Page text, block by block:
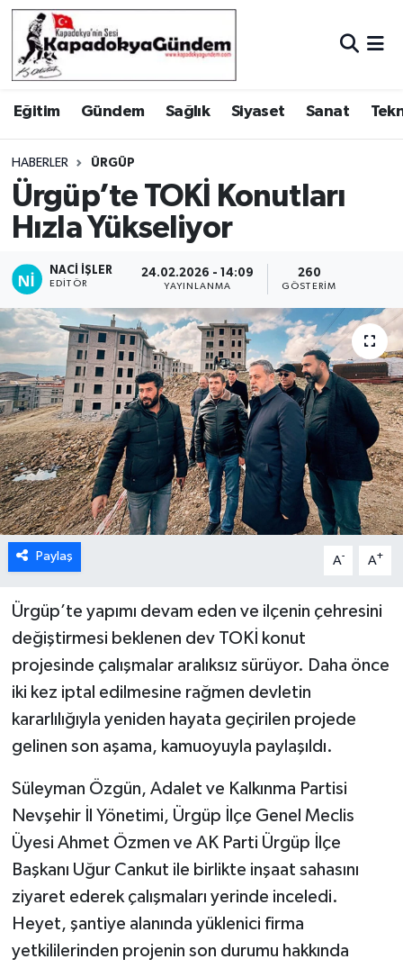
Eğitim Gündem Sağlık Siyaset Sanat
HABERLER ÜRGÜP
Ürgüp’te TOKİ Konutları
Hızla Yükseliyor
NACI İŞLER
EDITÖR
24.02.2026 - 14:09
YAYINLANMA
260
GÖSTERIM
Paylaş A- A+
Ürgüp’te yapımı devam eden ve ilçenin çehresini
değiştirmesi beklenen dev TOKİ konut
projesinde çalışmalar aralıksız sürüyor. Daha önce
iki kez iptal edilmesine rağmen devletin
kararlılığıyla yeniden hayata geçirilen projede
gelinen son aşama, kamuoyuyla paylaşıldı.
Süleyman Özgün, Adalet ve Kalkınma Partisi
Nevşehir İl Yönetimi, Ürgüp İlçe Genel Meclis
Üyesi Ahmet Özmen ve AK Parti Ürgüp İlçe
Başkanı Uğur Cankut ile birlikte inşaat sahasını
ziyaret ederek çalışmaları yerinde inceledi.
Heyet, şantiye alanında yüklenici firma
yetkililerinden projenin son durumu hakkında
Hava Durumu
Trafik Durumu
Süper Lig Puan Durumu ve Fikstür
Tüm Manşetler